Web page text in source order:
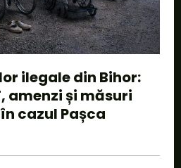
ilegale din Bihor:
amenzi și măsuri
cazul Pașca